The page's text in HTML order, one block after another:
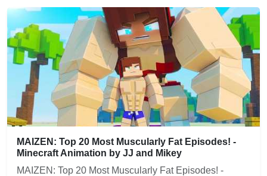
MAIZEN: Top 20 Most Muscularly Fat Episodes! -
Minecraft Animation by JJ and Mikey
MAIZEN: Top 20 Most Muscularly Fat Episodes! -